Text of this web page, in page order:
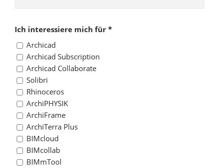
Ich interessiere mich für *
Archicad
Archicad Subscription
Archicad Collaborate
Solibri
Rhinoceros
ArchiPHYSIK
ArchiFrame
ArchiTerra Plus
BIMcloud
BIMcollab
BIMmTool